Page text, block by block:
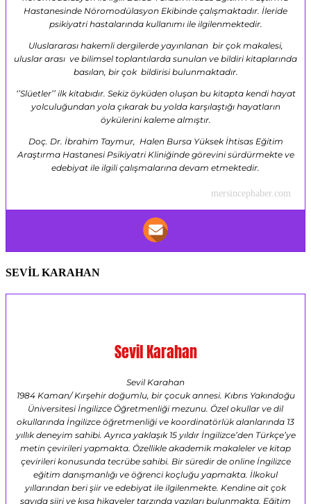
Hastanesinde Nöromodülasyon Ekibinde çalışmaktadır. İleride
psikiyatri hastalarında kullanımı ile ilgilenmektedir.
Uluslararası hakemli dergilerde yayınlanan bir çok makalesi,
uluslar arası ve bilimsel toplantılarda sunulan ve bildiri kitaplarında
basılan, bir çok bildirisi bulunmaktadır.
‘’Slüetler’’ ilk kitabıdır. Sekiz öyküden oluşan bu kitapta kendi hayat
yolculuğundan yola çıkarak bu yolda karşılaştığı hayatların
öykülerini kaleme almıştır.
Doç. Dr. İbrahim Taymur, Halen Bursa Yüksek İhtisas Eğitim
Araştırma Hastanesi Psikiyatri Kliniğinde görevini sürdürmekte ve
edebiyat ile ilgili çalışmalarına devam etmektedir.
mersincephaber.com
SEVİL KARAHAN
Sevil Karahan
Sevil Karahan
1984 Kaman/ Kırşehir doğumlu, bir çocuk annesi. Kıbrıs Yakındoğu
Üniversitesi İngilizce Öğretmenliği mezunu. Özel okullar ve dil
okullarında İngilizce öğretmenliği ve koordinatörlük alanlarında 13
yıllık deneyim sahibi. Ayrıca yaklaşık 15 yıldır İngilizce’den Türkçe’ye
metin çevirileri yapmakta. Özellikle akademik makaleler ve kitap
çevirileri konusunda tecrübe sahibi. Bir süredir de online İngilizce
eğitim danışmanlığı ve öğrenci koçluğu yapmakta. İlkokul
yıllarından beri şiir ve edebiyat ile ilgilenmekte. Kendine ait çok
sayıda şiiri ve kısa hikayeler tarzında yazıları bulunmakta. Eğitim